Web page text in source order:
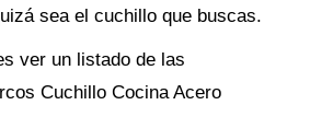
sea el cuchillo que buscas.
ver un listado de las
Cuchillo Cocina Acero